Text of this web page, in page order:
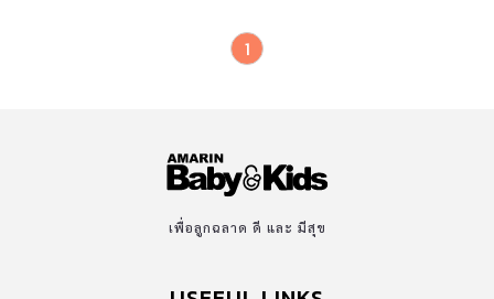
1
เพื่อลูกฉลาด ดี และ มีสุข